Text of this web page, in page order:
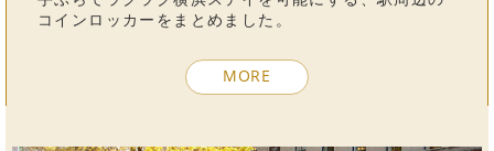
コインロッカーをまとめました。
MORE